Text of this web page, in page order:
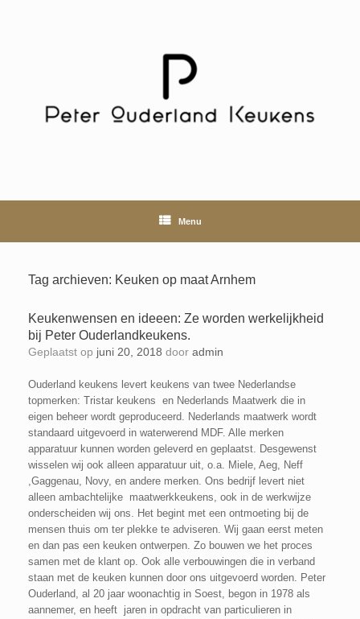
Menu
Tag archieven: Keuken op maat Arnhem
Keukenwensen en ideeen: Ze worden werkelijkheid
bij Peter Ouderlandkeukens.
Geplaatst op juni 20, 2018 door admin
Ouderland keukens levert keukens van twee Nederlandse
topmerken: Tristar keukens en Nederlands Maatwerk die in
eigen beheer wordt geproduceerd. Nederlands maatwerk wordt
standaard uitgevoerd in waterwerend MDF. Alle merken
apparatuur kunnen worden geleverd en geplaatst. Desgewenst
wisselen wij ook alleen apparatuur uit, o.a. Miele, Aeg, Neff
,Gaggenau, Novy, en andere merken. Ons bedrijf levert niet
alleen ambachtelijke maatwerkkeukens, ook in de werkwijze
onderscheiden wij ons. Het begint met een ontmoeting bij de
mensen thuis om ter plekke te adviseren. Wij gaan eerst meten
en dan pas een keuken ontwerpen. Zo bouwen we het proces
samen met de klant op. Ook alle verbouwingen die in verband
staan met de keuken kunnen door ons uitgevoerd worden. Peter
Ouderland, al 20 jaar woonachtig in Soest, begon in 1978 als
aannemer, en heeft jaren in opdracht van particulieren in